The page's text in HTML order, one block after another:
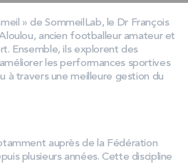
» de SommeilLab, le Dr François
ancien footballeur amateur et
Ensemble, ils explorent des
les performances sportives
à travers une meilleure gestion du
auprès de la Fédération
plusieurs années. Cette discipline